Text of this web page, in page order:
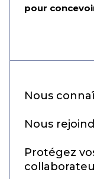
pour
Nous
Nous
Protégez